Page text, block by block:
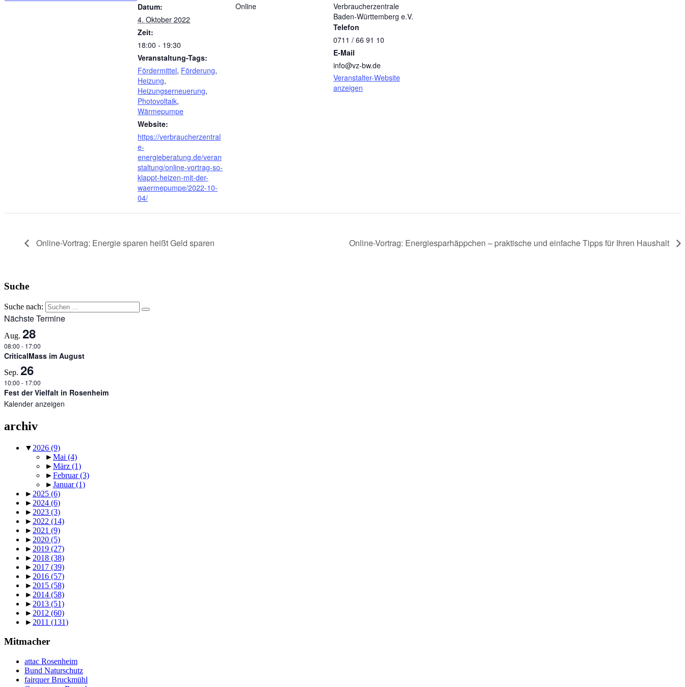
Datum:
4. Oktober 2022
Zeit:
18:00 - 19:30
Veranstaltung-Tags:
Fördermittel, Förderung,
Heizung,
Heizungserneuerung,
Photovoltaik,
Wärmepumpe
Website:
https://verbraucherzentral
e-
energieberatung.de/veran
staltung/online-vortrag-so-
klappt-heizen-mit-der-
waermepumpe/2022-10-
04/
Online
Verbraucherzentrale
Baden-Württemberg e.V.
Telefon
0711 / 66 91 10
E-Mail
info@vz-bw.de
Veranstalter-Website
anzeigen
Online-Vortrag: Energie sparen heißt Geld sparen Online-Vortrag: Energiesparhäppchen – praktische und einfache Tipps für Ihren Haushalt
Suche
Suche nach:
Nächste Termine
Aug. 28
08:00 - 17:00
CriticalMass im August
Sep. 26
10:00 - 17:00
Fest der Vielfalt in Rosenheim
Kalender anzeigen
archiv
▼ 2026 (9)
►Mai (4)
►März (1)
►Februar(3)
►Januar(1)
► 2025 (6)
► 2024 (6)
► 2023 (3)
► 2022 (14)
► 2021 (9)
► 2020 (5)
► 2019 (27)
► 2018 (38)
► 2017 (39)
► 2016 (57)
► 2015 (58)
► 2014 (58)
► 2013 (51)
► 2012 (60)
► 2011 (131)
Mitmacher
attac Rosenheim
Bund Naturschutz
fairquer Bruckmühl